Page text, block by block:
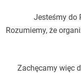
Jesteśmy do
Rozumiemy, że
Zachęcamy więc